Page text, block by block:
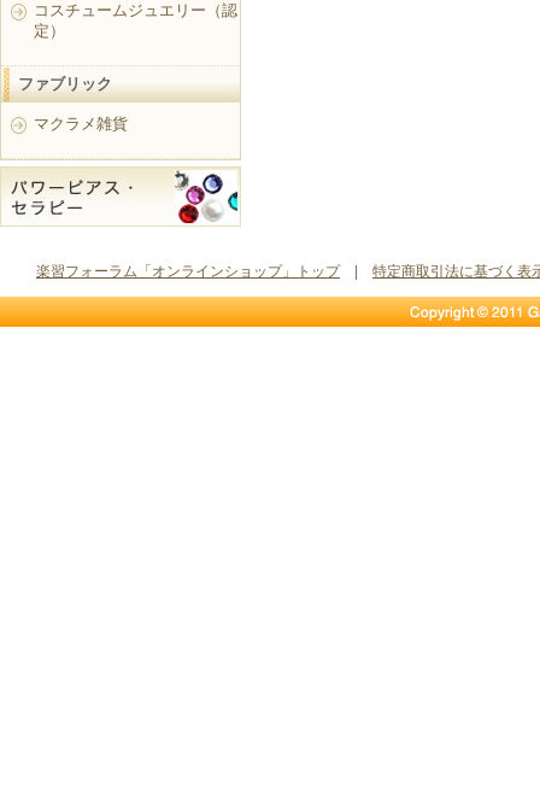
コスチュームジュエリー（認
定）
ファブリック
マクラメ雑貨
楽習フォーラム「オンラインショップ」トップ| 特定商取引法に基づく表